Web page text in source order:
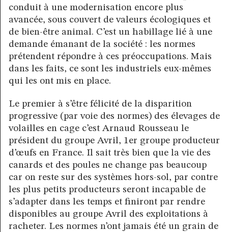
conduit à une modernisation encore plus
avancée, sous couvert de valeurs écologiques et
de bien-être animal. C’est un habillage lié à une
demande émanant de la société : les normes
prétendent répondre à ces préoccupations. Mais
dans les faits, ce sont les industriels eux-mêmes
qui les ont mis en place.
Le premier à s’être félicité de la disparition
progressive (par voie des normes) des élevages de
volailles en cage c’est Arnaud Rousseau le
président du groupe Avril, 1er groupe producteur
d’œufs en France. Il sait très bien que la vie des
canards et des poules ne change pas beaucoup
car on reste sur des systèmes hors-sol, par contre
les plus petits producteurs seront incapable de
s’adapter dans les temps et finiront par rendre
disponibles au groupe Avril des exploitations à
racheter. Les normes n’ont jamais été un grain de